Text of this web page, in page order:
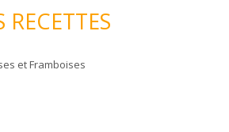
RECETTES
et Framboises